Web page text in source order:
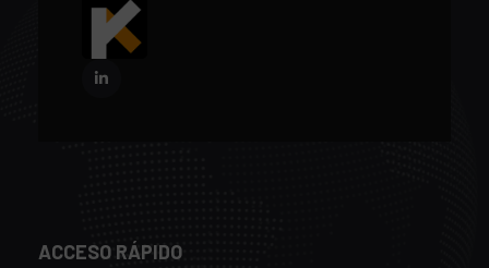
ACCESO RÁPIDO